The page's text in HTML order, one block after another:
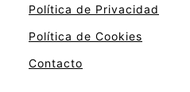
Política de Privacidad
Política de Cookies
Contacto